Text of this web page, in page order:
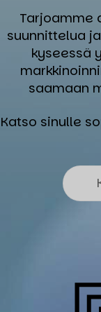
Tarjoamme
suunnittelua
kyseessä
saamaan
Katso sinulle